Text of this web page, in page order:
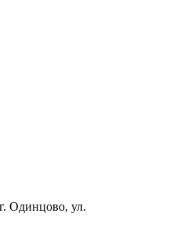
Одинцово, ул.